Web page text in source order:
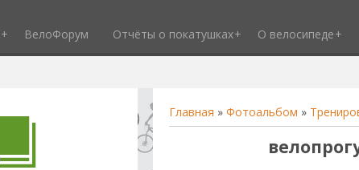
ВелоФорум Отчёты о покатушках О велосипеде
Главная » Фотоальбом »